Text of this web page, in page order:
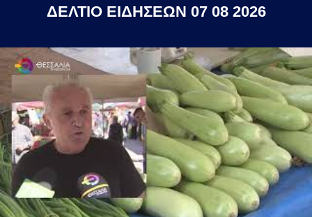
ΔΕΛΤΙΟ ΕΙΔΗΣΕΩΝ 07 08 2026